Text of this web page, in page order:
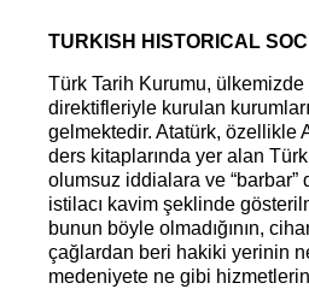
TURKISH HISTORICAL
Türk Tarih Kurumu, ülkemizde
direktifleriyle kurulan
gelmektedir. Atatürk, özellikle
ders kitaplarında yer alan
olumsuz iddialara ve “barbar”
istilacı kavim şeklinde
bunun böyle olmadığının,
çağlardan beri hakiki yerinin
medeniyete ne gibi